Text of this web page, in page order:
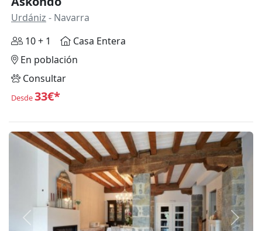
Urdániz - Navarra
10 + 1
Casa Entera
En población
Consultar
Desde33€*
Anterior